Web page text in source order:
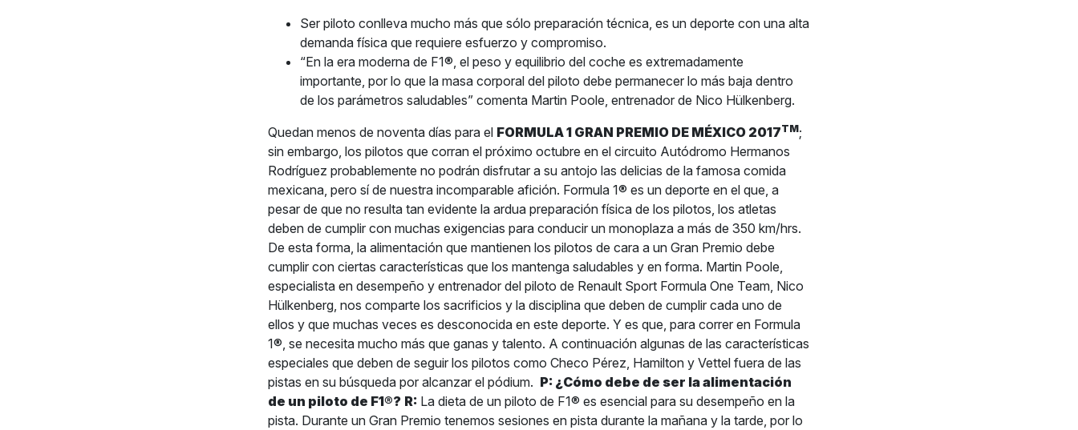
Ser piloto conlleva mucho más que sólo preparación técnica, es un deporte con una alta
demanda física que requiere esfuerzo y compromiso.
“En la era moderna de F1®, el peso y equilibrio del coche es extremadamente
importante, por lo que la masa corporal del piloto debe permanecer lo más baja dentro
de los parámetros saludables” comenta Martin Poole, entrenador de Nico Hülkenberg.
Quedan menos de noventa días para el FORMULA 1 GRAN PREMIO DE MÉXICO 2017TM;
sin embargo, los pilotos que corran el próximo octubre en el circuito Autódromo Hermanos
Rodríguez probablemente no podrán disfrutar a su antojo las delicias de la famosa comida
mexicana, pero sí de nuestra incomparable afición. Formula 1® es un deporte en el que, a
pesar de que no resulta tan evidente la ardua preparación física de los pilotos, los atletas
deben de cumplir con muchas exigencias para conducir un monoplaza a más de 350 km/hrs.
De esta forma, la alimentación que mantienen los pilotos de cara a un Gran Premio debe
cumplir con ciertas características que los mantenga saludables y en forma. Martin Poole,
especialista en desempeño y entrenador del piloto de Renault Sport Formula One Team, Nico
Hülkenberg, nos comparte los sacrificios y la disciplina que deben de cumplir cada uno de
ellos y que muchas veces es desconocida en este deporte. Y es que, para correr en Formula
1®, se necesita mucho más que ganas y talento. A continuación algunas de las características
especiales que deben de seguir los pilotos como Checo Pérez, Hamilton y Vettel fuera de las
pistas en su búsqueda por alcanzar el pódium. P: ¿Cómo debe de ser la alimentación
de un piloto de F1®? R:La dieta de un piloto de F1® es esencial para su desempeño en la
pista. Durante un Gran Premio tenemos sesiones en pista durante la mañana y la tarde, por lo